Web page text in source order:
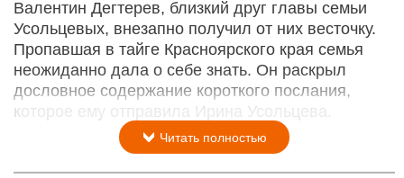
Валентин Дегтерев, близкий друг главы семьи
Усольцевых, внезапно получил от них весточку.
Пропавшая в тайге Красноярского края семья
неожиданно дала о себе знать. Он раскрыл
дословное содержание короткого послания,
которое ему отправила Ирина Усольцева.
Читать полностью